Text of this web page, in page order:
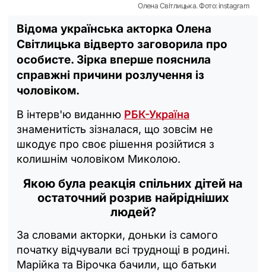
Олена Світлицька. Фото: instagram
Відома українська акторка Олена
Світлицька відверто заговорила про
особисте. Зірка вперше пояснила
справжні причини розлучення із
чоловіком.
В інтерв'ю виданню РБК-Україна
знаменитість зізналася, що зовсім не
шкодує про своє рішення розійтися з
колишнім чоловіком Миколою.
Якою була реакція спільних дітей на
остаточний розрив найрідніших
людей?
За словами акторки, доньки із самого
початку відчували всі труднощі в родині.
Марійка та Вірочка бачили, що батьки